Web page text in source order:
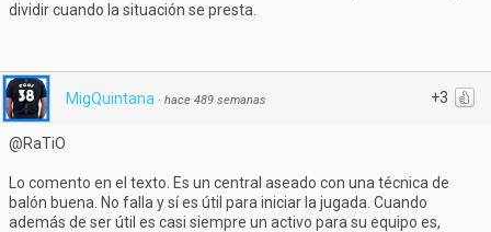
dividir cuando la situación se presta.
+3
MigQuintana · hace 489 semanas
@RaTiO
Lo comento en el texto. Es un central aseado con una técnica de
balón buena. No falla y sí es útil para iniciar la jugada. Cuando
además de ser útil es casi siempre un activo para su equipo es,